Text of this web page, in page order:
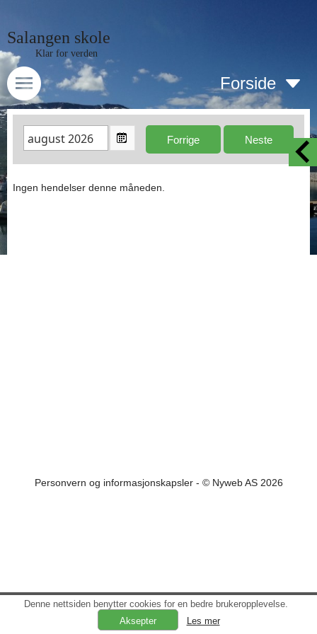
Salangen skole
Klar for verden
Forside
Ingen hendelser denne måneden.
Personvern og informasjonskapsler- © Nyweb AS 2026
Denne nettsiden benytter cookies for en bedre brukeropplevelse.
Les mer